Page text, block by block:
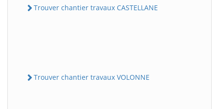
Trouver chantier travaux CASTELLANE
Trouver chantier travaux VOLONNE